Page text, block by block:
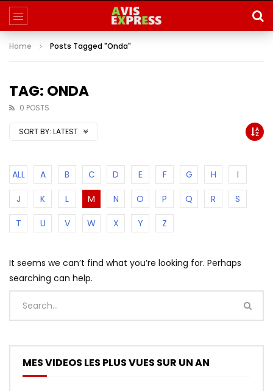
Home Posts Tagged "Onda"
TAG: ONDA
0 POSTS
SORT BY: LATEST
ALL A B C D E F G H
I
J
K L M N O P Q R
S
T
U V W X Y Z
It seems we can’t find what you’re looking for. Perhaps
searching can help.
MES VIDEOS LES PLUS VUES SUR UN AN